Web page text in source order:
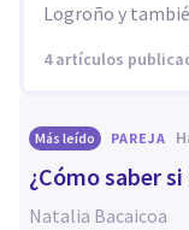
Logroño y
4 artículos
Más leído PAREJA
¿Cómo saber
Natalia Bacaicoa